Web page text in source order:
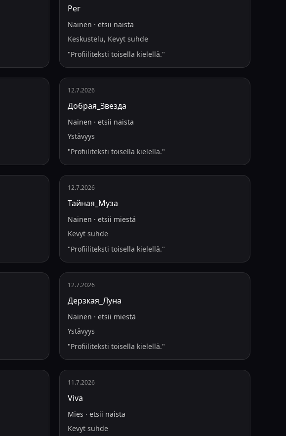
Рег
Nainen ·etsii naista
Keskustelu, Kevyt suhde
"Profiiliteksti toisella kielellä."
12.7.2026
Добрая_Звезда
Nainen ·etsii naista
Ystävyys
"Profiiliteksti toisella kielellä."
12.7.2026
Тайная_Муза
Nainen ·etsii miestä
Kevyt suhde
"Profiiliteksti toisella kielellä."
12.7.2026
Дерзкая_Луна
Nainen ·etsii miestä
Ystävyys
"Profiiliteksti toisella kielellä."
11.7.2026
Viva
Mies ·etsii naista
Kevyt suhde